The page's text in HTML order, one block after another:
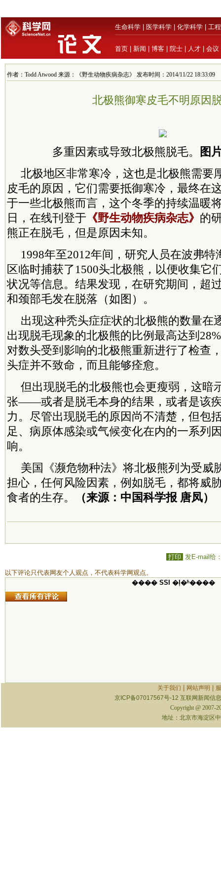
生命科学 医学科学 化学科学 工
首页 新闻 博客 院士 人才 会议
作者：Todd Atwood 来源：《野生动物疾病杂志》 发布时间：2014/11/22 18:33:09
北极熊御寒皮毛不明原因
多重因素或导致北极熊脱毛。
图
北极地区非常寒冷，这也是北极熊需要
皮毛的原因，它们需要抵御寒冷，最终在
于一些北极熊而言，这个冬季的持续温暖
日，在线刊登于 《野生动物疾病杂志》 的
熊正在脱毛，但是原因未知。
1998年至2012年间，研究人员在波弗
区临时捕获了1500头北极熊，以便收集它
状况等信息。结果发现，在研究期间，超
和颈部毛发在脱落（如图）。
出现这种秃头症症状的北极熊的数量在
出现脱毛现象的北极熊的比例最高达到
对数头受到影响的北极熊重新进行了检查
头症并不致命，而且能够痊愈。
但出现脱毛的北极熊也会更瘦弱，这暗
张——或者是脱毛本身的结果，或者是该
力。尽管出现脱毛的原因尚不清楚，但包
足、病原体感染或气候变化在内的一系列
响。
美国《濒危物种法》将北极熊列为受威
担心，任何风险因素，例如脱毛，都将威
食者的生存。
（来源：中国科学报 唐凤）
打印 发E-mail给
以下评论只代表网友个人观点，不代表科学网观点。
���� SSI �ļ�ʱ����
关于我们 网站声明
京ICP备07017567号-12 互联网新闻信
Copyright @ 2007-
地址：北京市海淀区